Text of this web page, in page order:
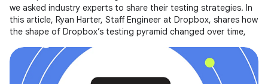
we asked industry experts to share their testing strategies. In
this article, Ryan Harter, Staff Engineer at Dropbox, shares how
the shape of Dropbox’s testing pyramid changed over time,